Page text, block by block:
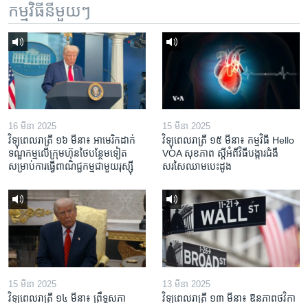
កម្មវិធី​នីមួយៗ
16 មីនា 2025
វិទ្យុពេលរាត្រី ១៦ មីនា៖ អាមេរិក​ដាក់​
ទណ្ឌកម្ម​លើ​ក្រុមហ៊ុន​ថៃ​បន្ថែម​ទៀត​
សម្រាប់​ការ​ធ្វើ​ពាណិជ្ជកម្ម​ជាមួយ​រុស្ស៊ី
15 មីនា 2025
វិទ្យុពេលរាត្រី ១៥ មីនា៖ កម្មវិធី ​Hello
VOA សុខភាព ស្ដី​អំពី​វិធី​បង្ការ​ជំងឺ​
សរសៃ​ឈាម​បេះដូង
15 មីនា 2025
វិទ្យុពេលរាត្រី ១៤ មីនា៖ ព្រឹទ្ធសភា
13 មីនា 2025
វិទ្យុពេលរាត្រី ១៣ មីនា៖ ឱនភាព​ថវិកា​